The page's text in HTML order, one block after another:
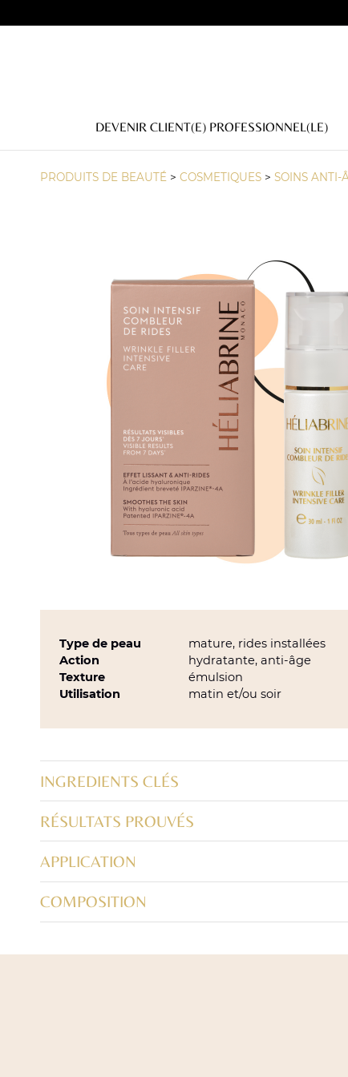
DEVENIR CLIENT(E) PROFESSIONNEL(LE)
PRODUITS DE BEAUTÉ > COSMETIQUES> SOINS ANTI-
Type de peau
mature, rides installées
Action
hydratante, anti-âge
Texture
émulsion
Utilisation
matin et/ou soir
INGREDIENTS CLÉS
RÉSULTATS PROUVÉS
APPLICATION
COMPOSITION